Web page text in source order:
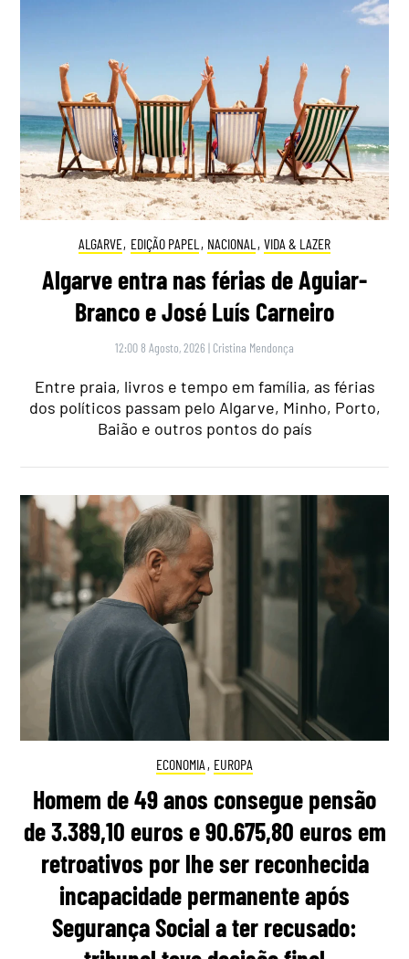
ALGARVE, EDIÇÃO PAPEL , NACIONAL , VIDA & LAZER
Algarve entra nas férias de Aguiar-
Branco e José Luís Carneiro
12:00 8 Agosto, 2026 | Cristina Mendonça
Entre praia, livros e tempo em família, as férias
dos políticos passam pelo Algarve, Minho, Porto,
Baião e outros pontos do país
ECONOMIA , EUROPA
Homem de 49 anos consegue pensão
de 3.389,10 euros e 90.675,80 euros em
retroativos por lhe ser reconhecida
incapacidade permanente após
Segurança Social a ter recusado: